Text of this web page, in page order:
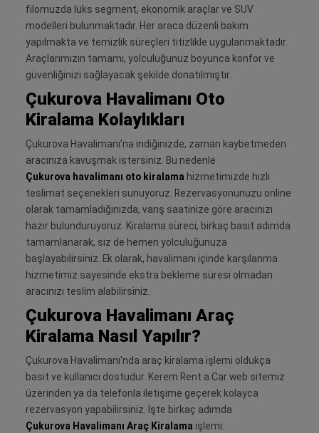
filomuzda lüks segment, ekonomik araçlar ve SUV
modelleri bulunmaktadır. Her araca düzenli bakım
yapılmakta ve temizlik süreçleri titizlikle uygulanmaktadır.
Araçlarımızın tamamı, yolculuğunuz boyunca konfor ve
güvenliğinizi sağlayacak şekilde donatılmıştır.
Çukurova Havalimanı Oto
Kiralama Kolaylıkları
Çukurova Havalimanı’na indiğinizde, zaman kaybetmeden
aracınıza kavuşmak istersiniz. Bu nedenle
Çukurova havalimanı oto kiralama hizmetimizde hızlı
teslimat seçenekleri sunuyoruz. Rezervasyonunuzu online
olarak tamamladığınızda, varış saatinize göre aracınızı
hazır bulunduruyoruz. Kiralama süreci, birkaç basit adımda
tamamlanarak, siz de hemen yolculuğunuza
başlayabilirsiniz. Ek olarak, havalimanı içinde karşılanma
hizmetimiz sayesinde ekstra bekleme süresi olmadan
aracınızı teslim alabilirsiniz.
Çukurova Havalimanı Araç
Kiralama Nasıl Yapılır?
Çukurova Havalimanı'nda araç kiralama işlemi oldukça
basit ve kullanıcı dostudur. Kerem Rent a Car web sitemiz
üzerinden ya da telefonla iletişime geçerek kolayca
rezervasyon yapabilirsiniz. İşte birkaç adımda
Çukurova Havalimanı Araç Kiralama işlemi: